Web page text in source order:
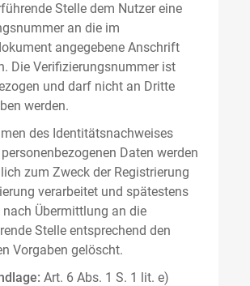
Stelle dem Nutzer eine
an die im
angegebene Anschrift
Die Verifizierungsnummer ist
und darf nicht an Dritte
werden.
des Identitätsnachweises
Daten werden
zum Zweck der Registrierung
verarbeitet und spätestens
Übermittlung an die
Stelle entsprechend den
Vorgaben gelöscht.
Art. 6 Abs. 1 S. 1 lit. e)